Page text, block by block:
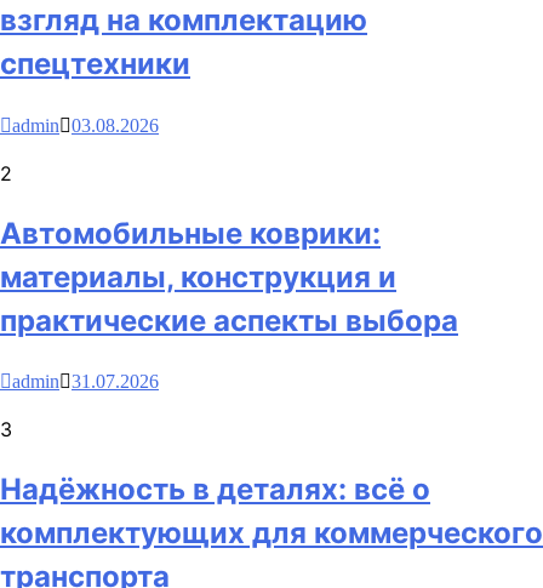
взгляд на комплектацию
спецтехники
admin 03.08.2026
2
Автомобильные коврики:
материалы, конструкция и
практические аспекты выбора
admin 31.07.2026
3
Надёжность в деталях: всё о
комплектующих для коммерческого
транспорта